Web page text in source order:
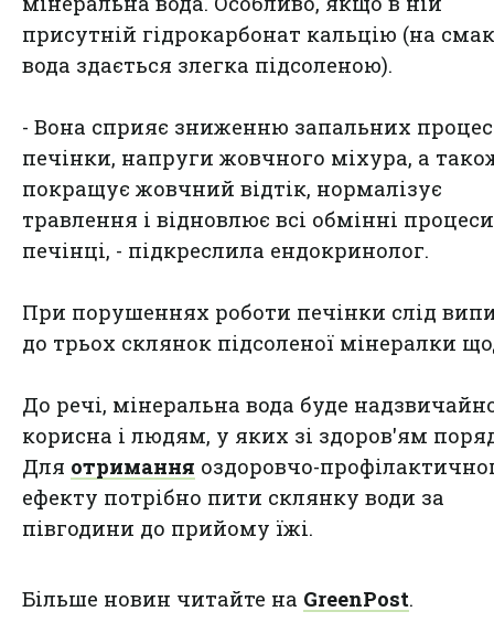
присутній гідрокарбонат кальцію (на
вода здається злегка підсоленою).
- Вона сприяє зниженню запальних
печінки, напруги жовчного міхура, а
покращує жовчний відтік, нормалізує
травлення і відновлює всі обмінні
печінці, - підкреслила ендокринолог.
При порушеннях роботи печінки слід
до трьох склянок підсоленої мінералки
До речі, мінеральна вода буде
корисна і людям, у яких зі здоров'ям
Для отримання оздоровчо-
ефекту потрібно пити склянку води за
півгодини до прийому їжі.
Більше новин читайте на GreenPost.